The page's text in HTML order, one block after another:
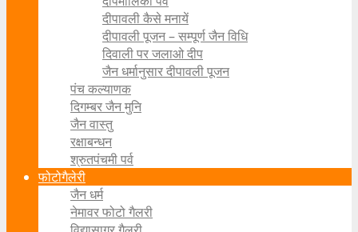
दीपावली कैसे मनायें
दीपावली पूजन – सम्पूर्ण जैन विधि
दिवाली पर जलाओ दीप
जैन धर्मानुसार दीपावली पूजन
पंच कल्याणक
दिगम्बर जैन मुनि
जैन वास्तु
रक्षाबन्धन
श्रुतपंचमी पर्व
फोटोगैलेरी
जैन धर्म
नेमावर फोटो गैलरी